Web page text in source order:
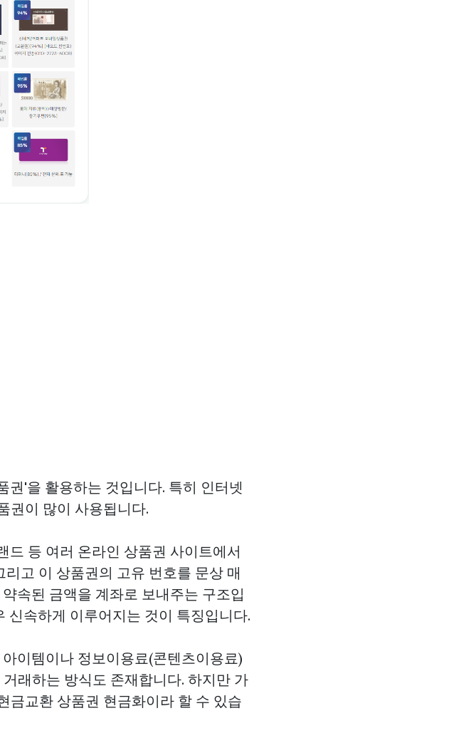
'을 활용하는 것입니다. 특히 인터넷
권이 많이 사용됩니다.
드 등 여러 온라인 상품권 사이트에서
고 이 상품권의 고유 번호를 문상 매
속된 금액을 계좌로 보내주는 구조입
신속하게 이루어지는 것이 특징입니다.
이템이나 정보이용료(콘텐츠이용료)
래하는 방식도 존재합니다. 하지만 가
금교환 상품권 현금화이라 할 수 있습